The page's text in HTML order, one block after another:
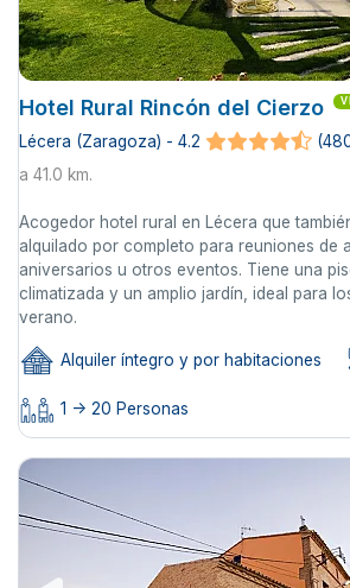
Hotel Rural Rincón del Cierzo
Lécera (Zaragoza) - 4.2
a 41.0 km.
Acogedor hotel rural en Lécera que
alquilado por completo para reuniones de
aniversarios u otros eventos. Tiene una
climatizada y un amplio jardín, ideal para
verano.
Alquiler íntegro y por habitaciones
1 -> 20 Personas